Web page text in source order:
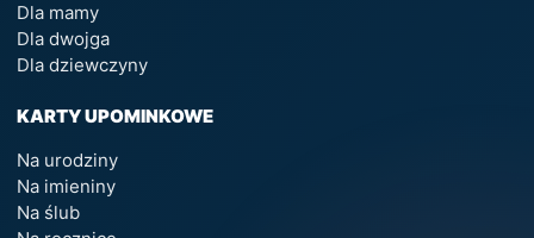
Dla mamy
Dla dwojga
Dla dziewczyny
KARTY UPOMINKOWE
Na urodziny
Na imieniny
Na ślub